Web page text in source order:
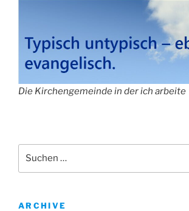
Die Kirchengemeinde in der ich arbeite
nach:
ARCHIVE